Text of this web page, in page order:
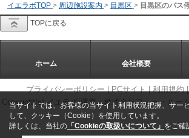
イエラボTOP > 周辺施設案内 > 目黒区 > 目黒区のバス
TOPに戻る
ホーム 会社概要
プライバシーポリシー PCサイト 利用規約
Copyright(c) イエラボ[運営：株式会社フォー・ルー
当サイトでは、お客様の当サイト利用状況把握、サー
して、クッキー（Cookie）を使用しています。
詳しくは、当社の 「Cookieの取扱いについて」 をご確